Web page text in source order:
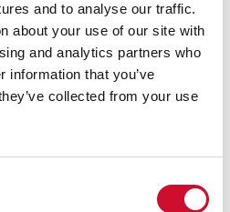
and to analyse our traffic.
about your use of our site with
and analytics partners who
information that you’ve
collected from your use
240V 50/60Hz